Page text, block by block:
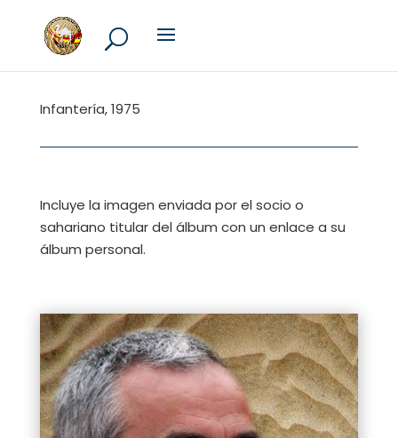
Infantería, 1975
Incluye la imagen enviada por el socio o
sahariano titular del álbum con un enlace a su
álbum personal.